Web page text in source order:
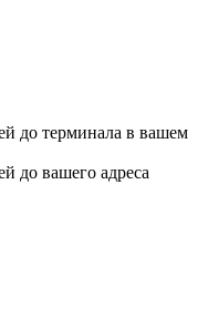
до терминала в вашем
до вашего адреса